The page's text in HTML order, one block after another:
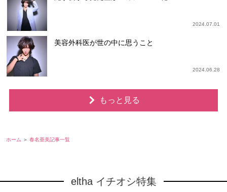
2024.07.01
美容外科医が世の中に思うこと
2024.06.28
もっと見る
ホーム 春名亜美記事一覧
eltha イチオシ特集